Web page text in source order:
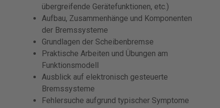
übergreifende Gerätefunktionen, etc.)
Aufbau, Zusammenhänge und Komponenten
der Bremssysteme
Grundlagen der Scheibenbremse
Praktische Arbeiten und Übungen am
Funktionsmodell
Ausblick auf elektronisch gesteuerte
Bremssysteme
Fehlersuche aufgrund typischer Symptome